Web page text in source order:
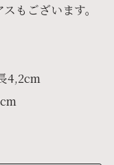
もございます。
4,2cm